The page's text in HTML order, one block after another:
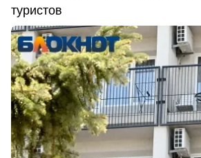
туристов